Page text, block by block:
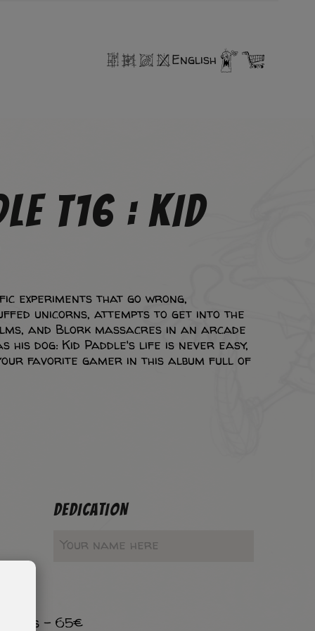
English
T16 : KID
experiments that go wrong,
unicorns, attempts to get into the
and Blork massacres in an arcade
his dog: Kid Paddle's life is never easy,
favorite gamer in this album full of
DEDICATION
- 65€